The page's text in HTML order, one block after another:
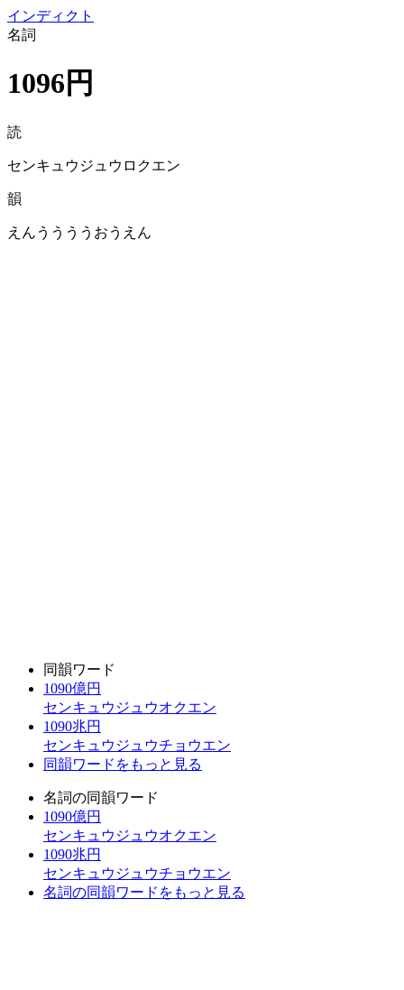
インディクト
名詞
1096円
読
センキュウジュウロクエン
韻
えんううううおうえん
同韻ワード
1090億円
センキュウジュウオクエン
1090兆円
センキュウジュウチョウエン
同韻ワードをもっと見る
名詞の同韻ワード
1090億円
センキュウジュウオクエン
1090兆円
センキュウジュウチョウエン
名詞の同韻ワードをもっと見る